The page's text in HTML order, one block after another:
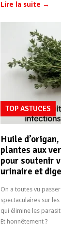
Lire la suite →
TOP ASTUCES
Huile
plantes aux
pour soutenir
urinaire et
On a toutes vu
spectaculaires sur
qui élimine les
Et honnêtement ?